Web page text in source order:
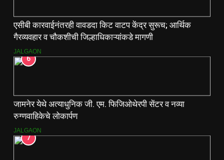
एसीबी कारवाईनंतरही वावडदा किट वाटप केंद्र सुरूच; आर्थिक
गैरव्यवहार व चौकशीची जिल्हाधिकाऱ्यांकडे मागणी
JALGAON
6
जामनेर येथे अत्याधुनिक जी. एम. फिजिओथेरपी सेंटर व नव्या
रुग्णवाहिकेचे लोकार्पण
JALGAON
7